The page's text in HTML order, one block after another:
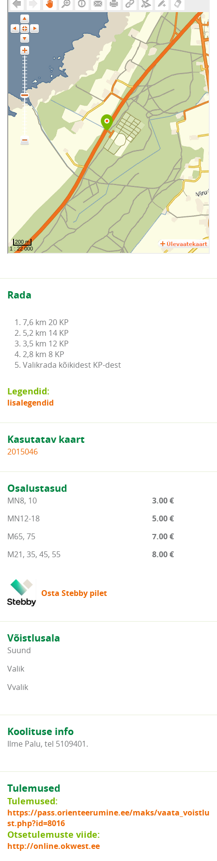
Rada
1. 7,6 km 20 KP
2. 5,2 km 14 KP
3. 3,5 km 12 KP
4. 2,8 km 8 KP
5. Valikrada kõikidest KP-dest
Legendid:
lisalegendid
Kasutatav kaart
2015046
Osalustasud
MN8, 10
3.00 €
MN12-18
5.00 €
M65, 75
7.00 €
M21, 35, 45, 55
8.00 €
Osta Stebby pilet
Võistlusala
Suund
Valik
Vvalik
Koolituse info
Ilme Palu, tel 5109401.
Tulemused
Tulemused:
https://pass.orienteerumine.ee/maks/vaata_voistlu
st.php?id=8016
Otsetulemuste viide:
http://online.okwest.ee